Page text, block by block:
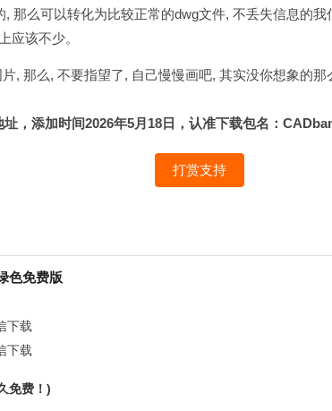
那么可以转化为比较正常的dwg文件, 不丢失信息的
应该不少。
, 那么, 不要指望了, 自己慢慢画吧, 其实没你想象的那
址，添加时间2026年5月18日，认准下载包名：
打赏支持
色免费版
下载
下载
免费！)